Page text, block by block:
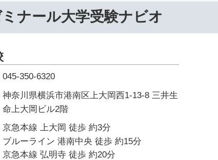
ナール大学受験ナビオ
045-350-6320
神奈川県横浜市港南区上大岡西1-13-8 三井生
命上大岡ビル2階
京急本線 上大岡 徒歩 約3分
ブルーライン 港南中央 徒歩 約15分
京急本線 弘明寺 徒歩 約20分